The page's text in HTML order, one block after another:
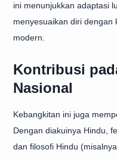
ini menunjukkan adaptasi
menyesuaikan diri dengan
modern.
Kontribusi
Nasional
Kebangkitan ini juga
Dengan diakuinya Hindu,
dan filosofi Hindu